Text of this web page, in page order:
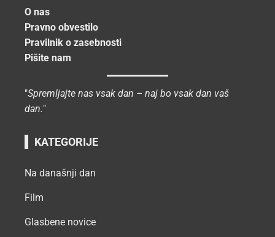
O nas
Pravno obvestilo
Pravilnik o zasebnosti
Pišite nam
"Spremljajte nas vsak dan – naj bo vsak dan vaš
dan."
KATEGORIJE
Na današnji dan
Film
Glasbene novice